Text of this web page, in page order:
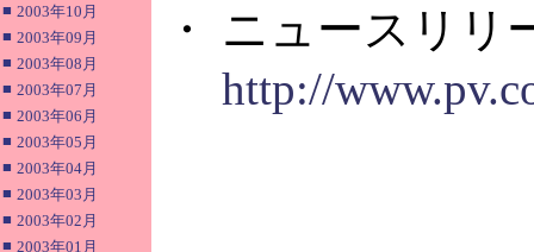
■ 2003年10月
■ 2003年09月
■ 2003年08月
■ 2003年07月
■ 2003年06月
■ 2003年05月
■ 2003年04月
■ 2003年03月
■ 2003年02月
■ 2003年01月
・ ニュースリリ
http://